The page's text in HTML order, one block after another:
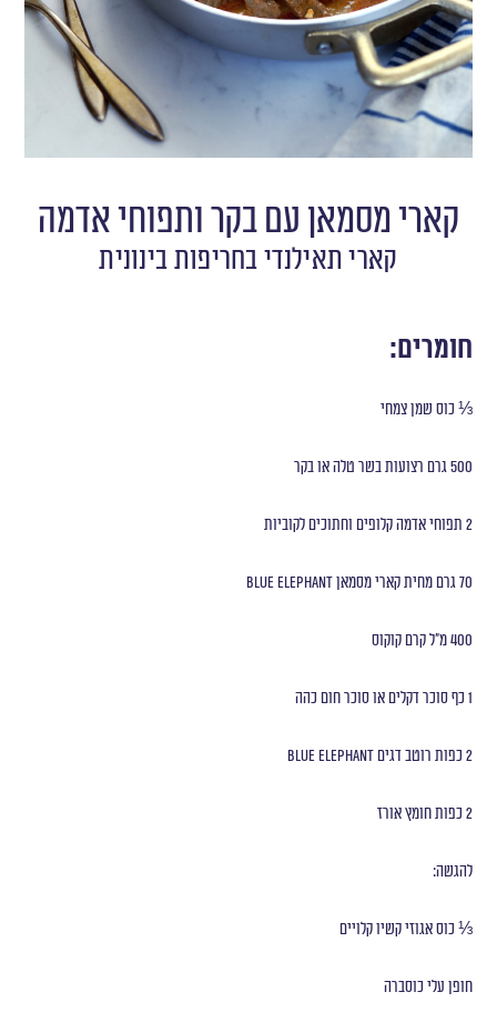
קארי מסמאן עם בקר ותפוחי אדמה
קארי תאילנדי בחריפות בינונית
חומרים:
⅓ כוס שמן צמחי
500 גרם רצועות בשר טלה או בקר
2 תפוחי אדמה קלופים וחתוכים לקוביות
70 גרם מחית קארי מסמאן Blue Elephant
400 מ״ל קרם קוקוס
1 כף סוכר דקלים או סוכר חום כהה
2 כפות רוטב דגים Blue Elephant
2 כפות חומץ אורז
להגשה:
⅓ כוס אגוזי קשיו קלויים
חופן עלי כוסברה